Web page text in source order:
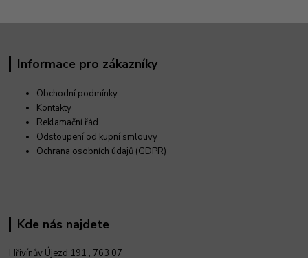
Informace pro zákazníky
Obchodní podmínky
Kontakty
Reklamační řád
Odstoupení od kupní smlouvy
Ochrana osobních údajů (GDPR)
Kde nás najdete
Hřivínův Újezd 191 , 763 07